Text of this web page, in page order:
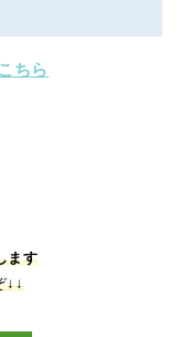
ちら
ます
↓↓